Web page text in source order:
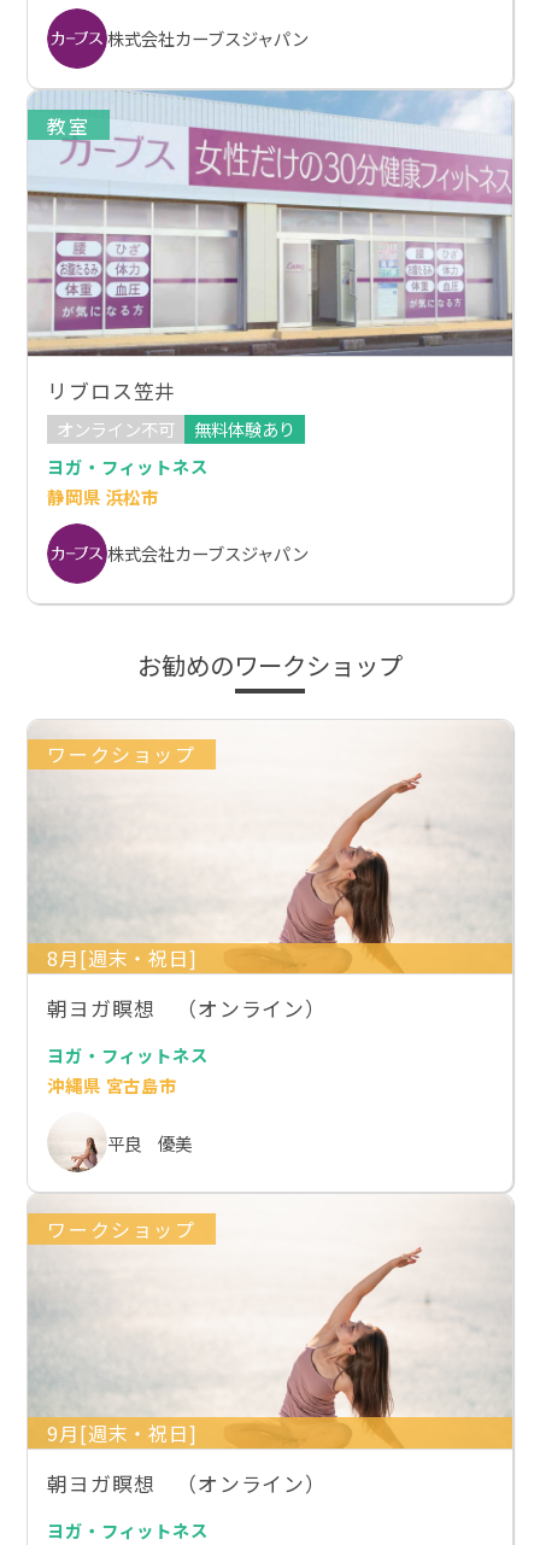
株式会社カーブスジャパン
教室
リブロス笠井
オンライン不可
無料体験あり
ヨガ・フィットネス
静岡県 浜松市
株式会社カーブスジャパン
お勧めのワークショップ
ワークショップ
8月[週末・祝日]
朝ヨガ瞑想 （オンライン）
ヨガ・フィットネス
沖縄県 宮古島市
平良 優美
ワークショップ
9月[週末・祝日]
朝ヨガ瞑想 （オンライン）
ヨガ・フィットネス